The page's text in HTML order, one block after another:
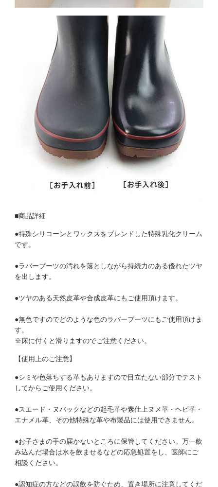
■商品詳細
●特殊シリコーンとワックスをブレンドした特殊乳化クリーム
です。
●ラバーブーツの汚れを落としながら持続力のある優れたツヤ
を出します。
●ツヤのある天然皮革や合成皮革にもご使用頂けます。
●無色ですのでどのような色のラバーブーツにもご使用頂けま
す。
※床に付くと滑りますのでご注意ください。
【使用上のご注意】
●シミや色落ちする革もありますので目立たない部分でテスト
してからご使用ください。
●スエード・ヌバックなどの起毛革や素仕上ヌメ革・ヘビ革・
エナメル革、その他特殊な革や布製品には使用できません。
●お子さまの手の届かないところに保管してください。万一飲
み込んだ場合は水を飲ませるなどの応急処置をし、医師にご
相談ください。
●認知症の方などの誤飲を防ぐため、置き場所に注意してくだ